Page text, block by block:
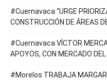
#Cuernavaca “URGE
CONSTRUCCIÓN DE ÁREAS
#Cuernavaca VÍCTOR
APOYOS, CON MERCADO
#Morelos TRABAJA